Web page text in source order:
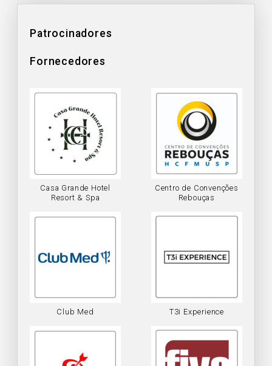
Patrocinadores
Fornecedores
Casa Grande Hotel
Resort & Spa
Centro de Convenções
Rebouças
Club Med T3i Experience